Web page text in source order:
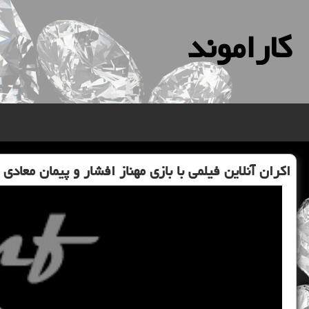
كاراموند
اكران آنلاین فیلمی با بازی مهناز افشار و پیمان معادی از 17